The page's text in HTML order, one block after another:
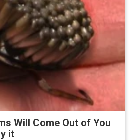
Will Come Out of You
it